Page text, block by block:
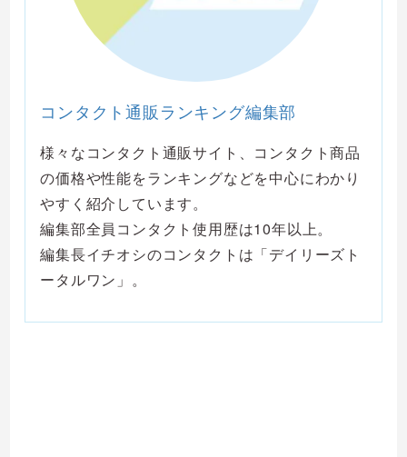
コンタクト通販ランキング編集部
様々なコンタクト通販サイト、コンタクト商品
の価格や性能をランキングなどを中心にわかり
やすく紹介しています。
編集部全員コンタクト使用歴は10年以上。
編集長イチオシのコンタクトは「デイリーズト
ータルワン」。